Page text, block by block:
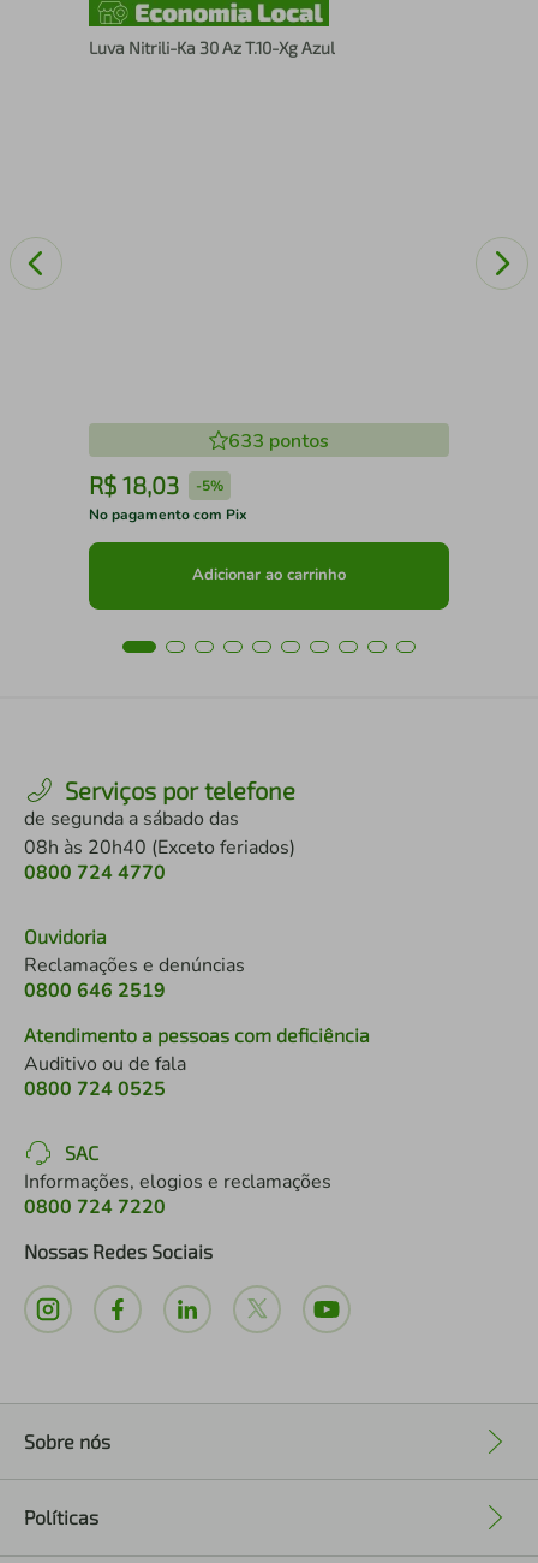
Luva Nitrili-Ka 30 Az T.10-Xg Azul
633 pontos
R$ 18,03 -5%
No pagamento com Pix
Adicionar ao carrinho
Serviços por telefone
de segunda a sábado das
08h às 20h40 (Exceto feriados)
0800 724 4770
Ouvidoria
Reclamações e denúncias
0800 646 2519
Atendimento a pessoas com deficiência
Auditivo ou de fala
0800 724 0525
SAC
Informações, elogios e reclamações
0800 724 7220
Nossas Redes Sociais
Sobre nós
Políticas